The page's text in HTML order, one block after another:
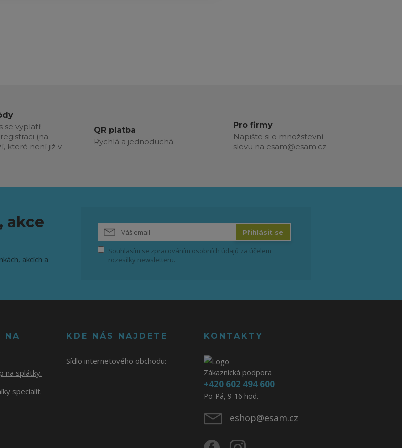
se vyplatí!
(na
které není již v
QR platba
Rychlá a jednoduchá
Pro firmy
Napište si o množstevní
slevu na esam@esam.cz
akce
akcích a
Přihlásit se
Souhlasím se zpracováním osobních údajů za účelem
rozesílky newsletteru.
NA
na splátky.
specialit.
KDE NÁS NAJDETE
Sídlo internetového obchodu:
KONTAKTY
Zákaznická podpora
+420 602 494 600
Po-Pá, 9-16 hod.
eshop@esam.cz